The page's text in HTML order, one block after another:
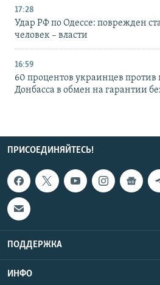
17:28
Удар РФ по Одессе: поврежден
человек – власти
16:59
60 процентов украинцев против
Донбасса в обмен на гарантии
ПРИСОЕДИНЯЙТЕСЬ!
ПОДДЕРЖКА
ИНФО